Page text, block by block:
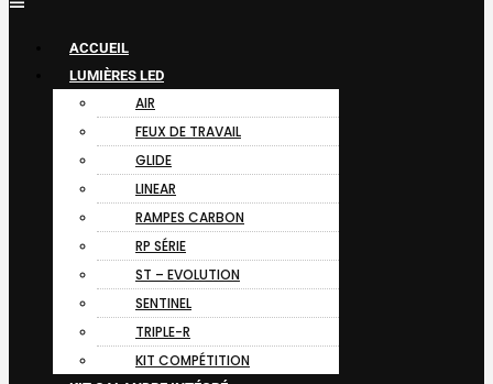
ACCUEIL
LUMIÈRES LED
AIR
FEUX DE TRAVAIL
GLIDE
LINEAR
RAMPES CARBON
RP SÉRIE
ST – EVOLUTION
SENTINEL
TRIPLE-R
KIT COMPÉTITION